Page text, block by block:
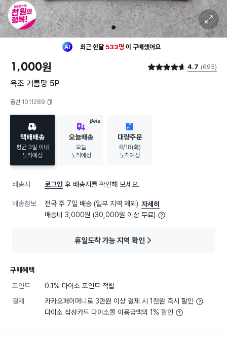
1
확대 보기
최근 한달 533명 이 구매했어요
구매했어요
1,000원 별점 4.7점 4.7 (695)
욕조 거름망 5P
품번 1011289
택배배송
평균 3일 이내
도착예정
BETA
오늘배송
오늘
도착예정
대량주문
8/18(화)
도착예정
배송지 로그인 후 배송지를 확인해 보세요.
배송정보 전국 주 7일 배송 (일부 지역 제외) 자세히
배송비 3,000원 (30,000원 이상 무료)
휴일도착 가능 지역 확인
구매혜택
포인트
0.1% 다이소 포인트 적립
결제
카카오페이머니로 3만원 이상 결제 시 1천원 즉시 할인
다이소 삼성카드 다이소몰 이용금액의 1% 할인